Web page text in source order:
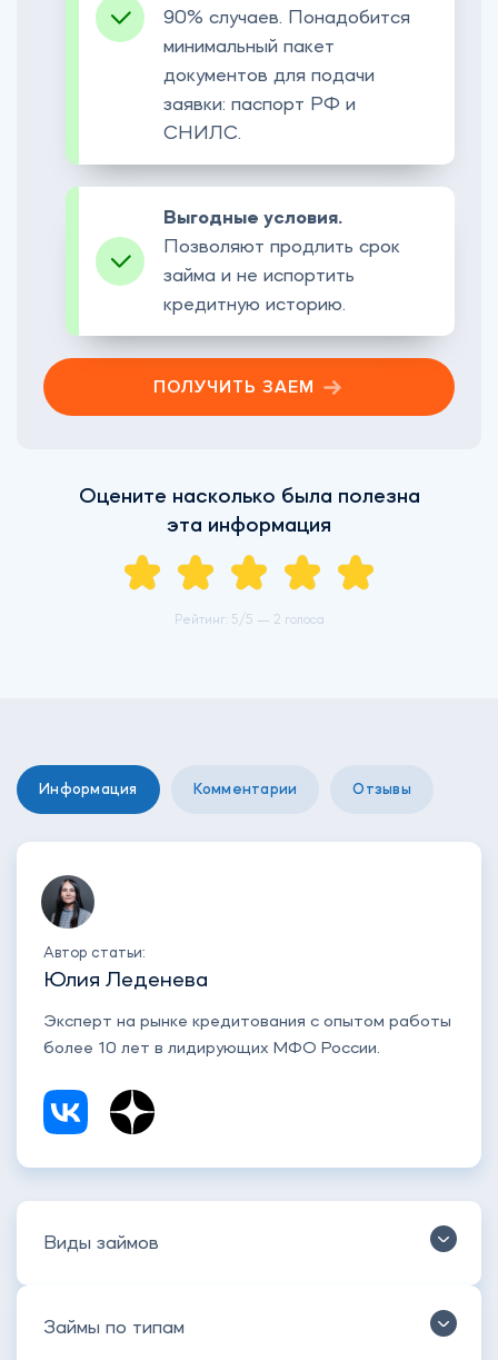
90% случаев. Понадобится
минимальный пакет
документов для подачи
заявки: паспорт РФ и
СНИЛС.
Выгодные условия.
Позволяют продлить срок
займа и не испортить
кредитную историю.
ПОЛУЧИТЬ ЗАЕМ
Оцените насколько была полезна
эта информация
Рейтинг: 5/5 — 2 голоса
Информация Комментарии Отзывы
Автор статьи:
Юлия Леденева
Эксперт на рынке кредитования с опытом работы
более 10 лет в лидирующих МФО России.
Виды займов
Займы по типам